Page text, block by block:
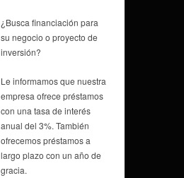
¿Busca financiación para
su negocio o proyecto de
inversión?
Le informamos que nuestra
empresa ofrece préstamos
con una tasa de interés
anual del 3%. También
ofrecemos préstamos a
largo plazo con un año de
gracia.